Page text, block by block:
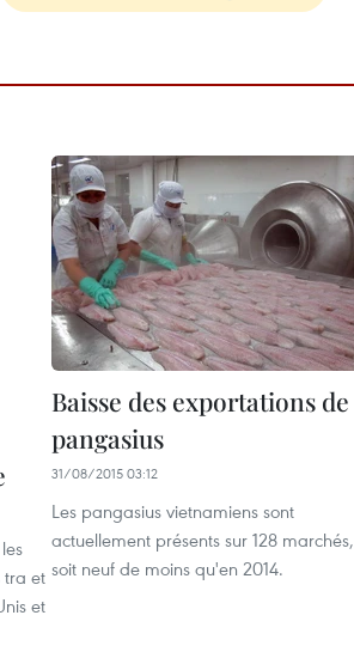
tra et
et
Baisse des exportations de
pangasius
31/08/2015 03:12
Les pangasius vietnamiens sont
actuellement présents sur 128 marchés,
soit neuf de moins qu'en 2014.